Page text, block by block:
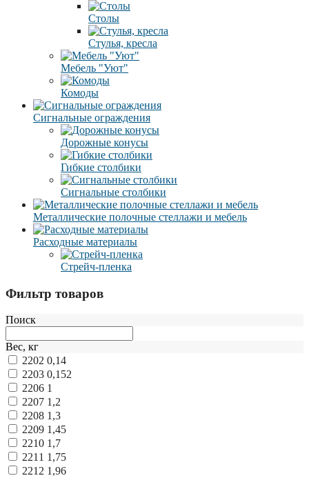
Столы
Стулья, кресла
Мебель "Уют"
Комоды
Сигнальные ограждения
Дорожные конусы
Гибкие столбики
Сигнальные столбики
Металлические полочные стеллажи и мебель
Расходные материалы
Стрейч-пленка
Фильтр товаров
Поиск
Вес, кг
2202 0,14
2203 0,152
2206 1
2207 1,2
2208 1,3
2209 1,45
2210 1,7
2211 1,75
2212 1,96